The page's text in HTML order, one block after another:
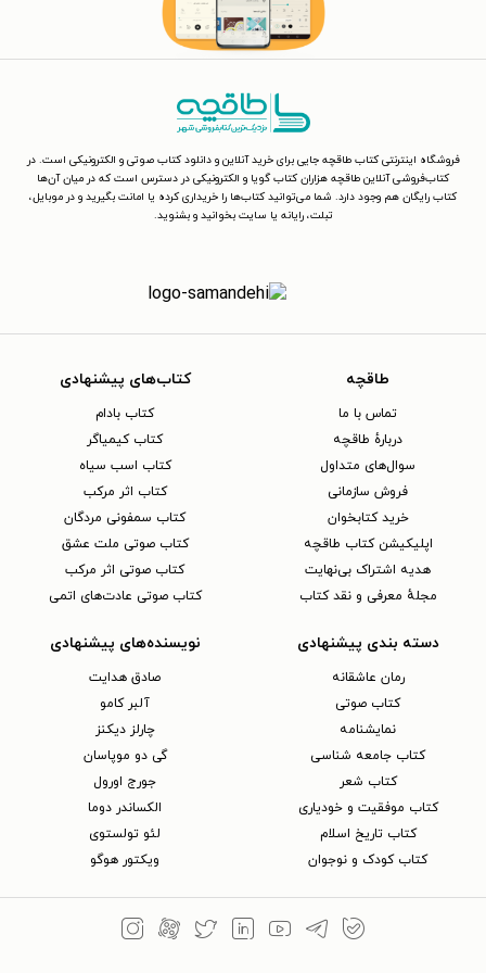
فروشگاه اینترنتی کتاب طاقچه جایی برای خرید آنلاین و دانلود کتاب صوتی و الکترونیکی است. در
کتاب‌فروشی آنلاین طاقچه هزاران کتاب گویا و الکترونیکی در دسترس است که در میان آن‌ها
کتاب رایگان هم وجود دارد. شما می‌توانید کتاب‌ها را خریداری کرده یا امانت بگیرید و در موبایل،
تبلت، رایانه یا سایت بخوانید و بشنوید.
طاقچه
تماس با ما
دربارهٔ طاقچه
سوال‌های متداول
فروش سازمانی
خرید کتابخوان
اپلیکیشن کتاب طاقچه
هدیه اشتراک بی‌نهایت
مجلهٔ معرفی و نقد کتاب
کتاب‌های پیشنهادی
کتاب بادام
کتاب کیمیاگر
کتاب اسب سیاه
کتاب اثر مرکب
کتاب سمفونی مردگان
کتاب صوتی ملت عشق
کتاب صوتی اثر مرکب
کتاب صوتی عادت‌های اتمی
دسته بندی پیشنهادی
رمان عاشقانه
کتاب‌ صوتی
نمایشنامه
کتاب جامعه شناسی
کتاب شعر
کتاب موفقیت و خودیاری
کتاب تاریخ اسلام
کتاب کودک و نوجوان
نویسنده‌های پیشنهادی
صادق هدایت
آلبر کامو
چارلز دیکنز
گی دو موپاسان
جورج اورول
الکساندر دوما
لئو تولستوی
ویکتور هوگو